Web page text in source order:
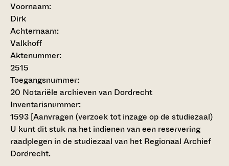
Voornaam:
Dirk
Achternaam:
Valkhoff
Aktenummer:
2515
Toegangsnummer:
20 Notariële archieven van Dordrecht
Inventarisnummer:
1593 [Aanvragen (verzoek tot inzage op de studiezaal)
U kunt dit stuk na het indienen van een reservering
raadplegen in de studiezaal van het Regionaal Archief
Dordrecht.